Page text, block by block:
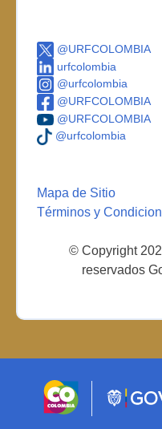
@URFCOLOMBIA
urfcolombia
@urfcolombia
@URFCOLOMBIA
@URFCOLOMBIA
@urfcolombia
Mapa de Sitio
Términos y
© Copyright
reservados